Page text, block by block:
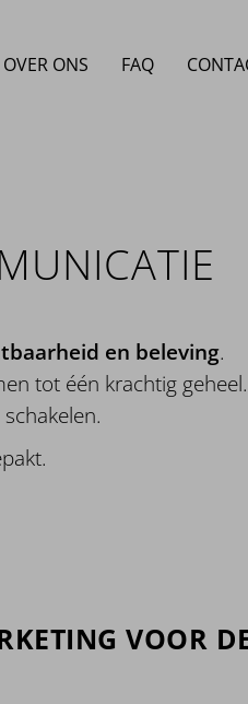
OVER ONS FAQ
en beleving.
tot één krachtig geheel.
schakelen.
VOOR